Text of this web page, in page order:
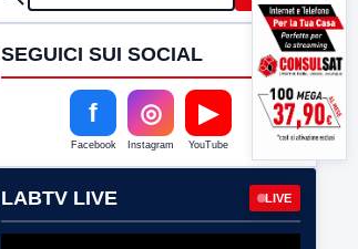
SEGUICI SUI SOCIAL
f
Facebook
◎
Instagram
▶
YouTube
LABTV LIVE LIVE